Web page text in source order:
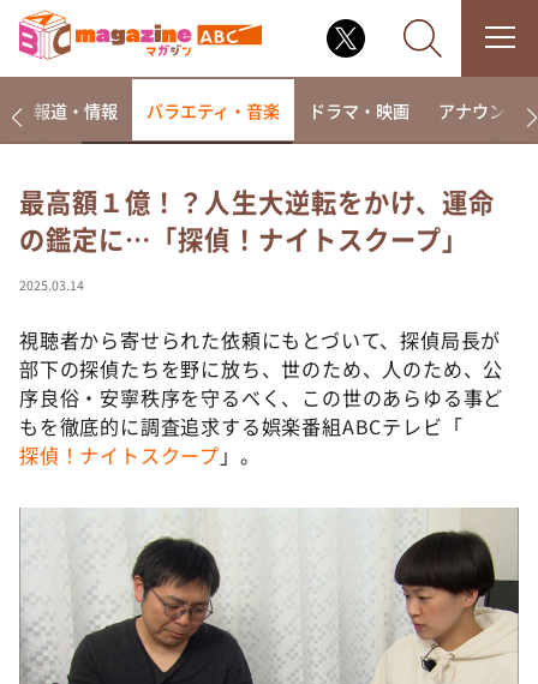
なるみ・岡村の過ぎるTV
相席食堂
～人生密着トークバラエティ！～ やすとものいたっ
て真剣です
探偵！ナイトスクープ
news おかえり
（news おかえり）
DAIGOも台所 ～きょうの献立 何にする？～
本日はダイアンなり！シーズン２
朝だ！生です旅サラダ
教えて！ニュースライブ 正義のミカタ
報道・情報 バラエティ・音楽 ドラマ・映画 アナウンサー
最高額１億！？人生大逆転をかけ、運命
の鑑定に…「探偵！ナイトスクープ」
2025.03.14
視聴者から寄せられた依頼にもとづいて、探偵局長が
部下の探偵たちを野に放ち、世のため、人のため、公
序良俗・安寧秩序を守るべく、この世のあらゆる事ど
もを徹底的に調査追求する娯楽番組ABCテレビ「
探偵！ナイトスクープ 」。